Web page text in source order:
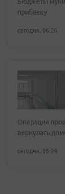
Бюджеты
прибавку
сегодня, 06:26
Операция
вернулась
сегодня, 05:24